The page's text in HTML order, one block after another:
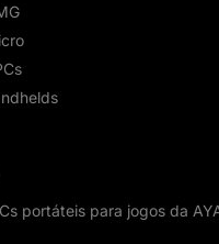
portáteis para jogos da